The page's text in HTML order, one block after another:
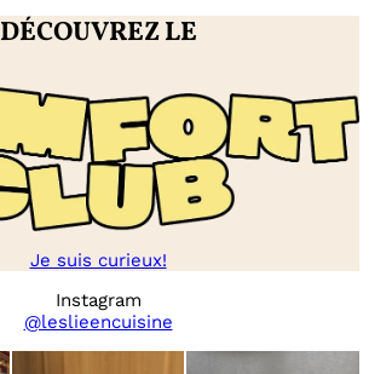
DÉCOUVREZ LE
Je suis curieux!
Instagram
@leslieencuisine